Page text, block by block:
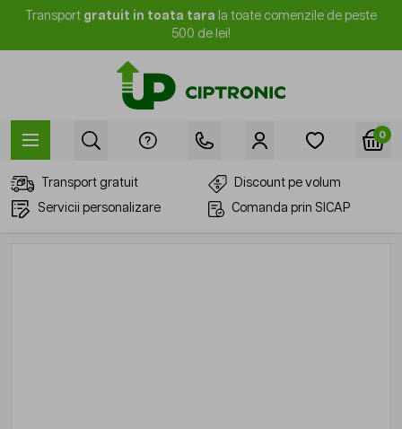
Mergi la Conținut
Transport gratuit in toata tara la toate comenzile de peste
500 de lei!
0
Transport gratuit
Discount pe volum
Servicii personalizare
Comanda prin SICAP